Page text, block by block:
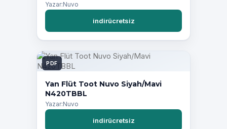
Yazar:Nuvo
indirücretsiz
PDF
Yan Flüt Toot Nuvo Siyah/Mavi
N420TBBL
Yazar:Nuvo
indirücretsiz